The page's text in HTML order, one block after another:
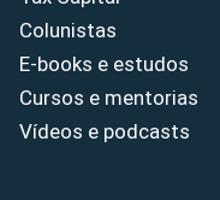
Colunistas
E-books e estudos
Cursos e mentorias
Vídeos e podcasts